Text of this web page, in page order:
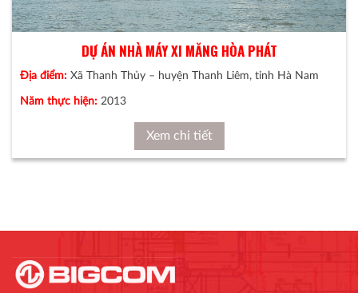
DỰ ÁN NHÀ MÁY XI MĂNG HÒA PHÁT
Địa điểm:Xã Thanh Thủy – huyện Thanh Liêm, tỉnh Hà Nam
Năm thực hiện:2013
Xem chi tiết